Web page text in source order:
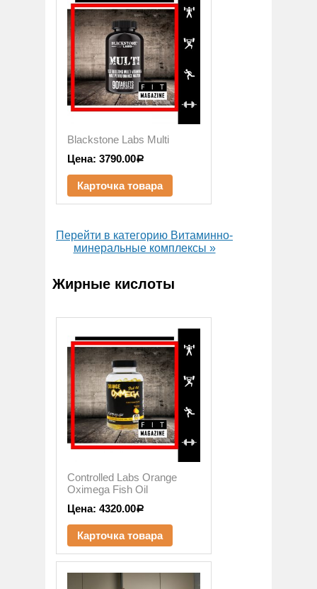
Blackstone Labs Multi
Цена: 3790.00Р
Карточка товара
Перейти в категорию Витаминно-
минеральные комплексы »
Жирные кислоты
Controlled Labs Orange
Oximega Fish Oil
Цена: 4320.00Р
Карточка товара